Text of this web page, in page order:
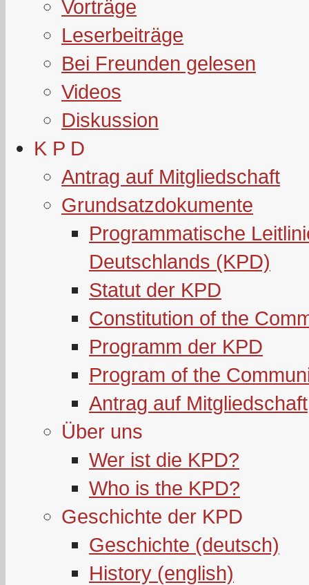
Vorträge
Leserbeiträge
Bei Freunden gelesen
Videos
Diskussion
K P D
Antrag auf Mitgliedschaft
Grundsatzdokumente
Programmatische
Deutschlands (KPD)
Statut der KPD
Constitution of the
Programm der KPD
Program of the
Antrag auf Mitgliedschaft
Über uns
Wer ist die KPD?
Who is the KPD?
Geschichte der KPD
Geschichte (deutsch)
History (english)